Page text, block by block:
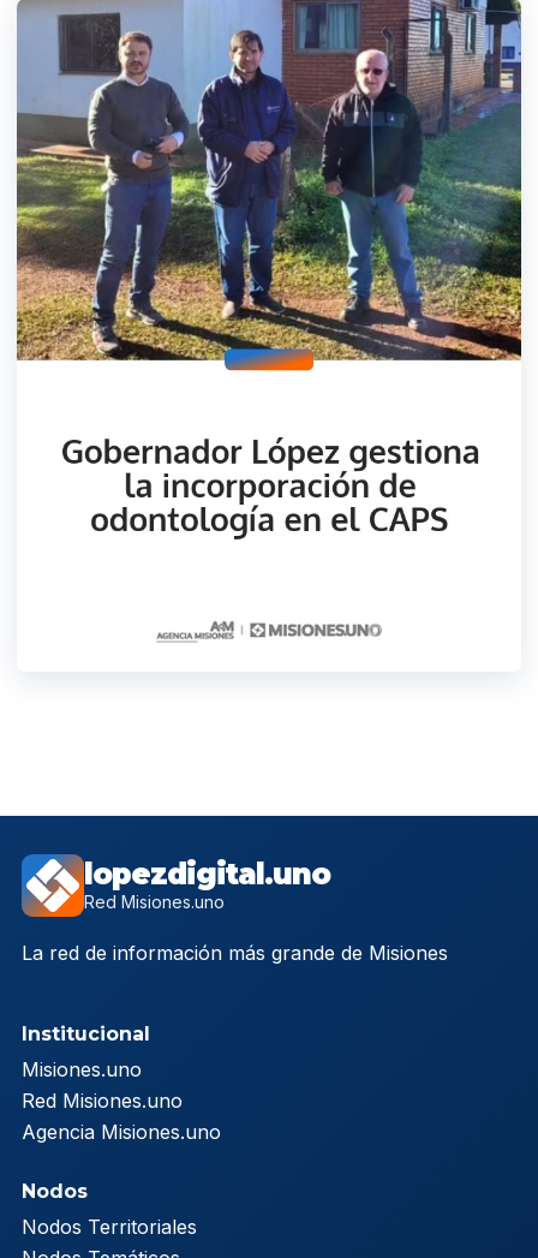
lopezdigital.uno
Red Misiones.uno
La red de información más grande de Misiones
Institucional
Misiones.uno
Red Misiones.uno
Agencia Misiones.uno
Nodos
Nodos Territoriales